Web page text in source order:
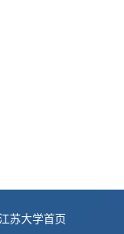
苏大学首页